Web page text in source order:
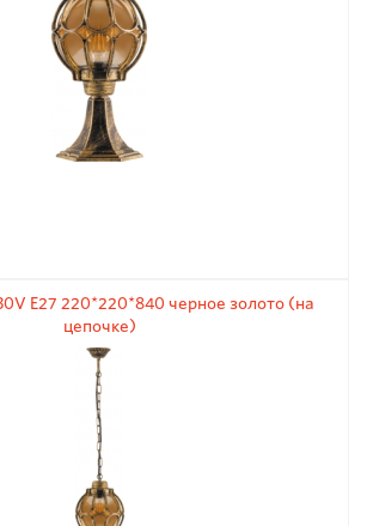
E27 220*220*840 черное золото (на
цепочке)